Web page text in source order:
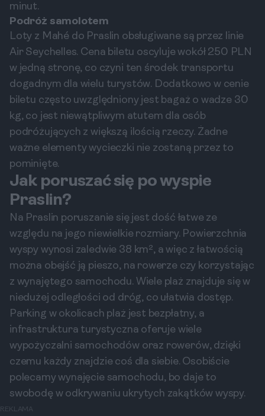
minut.
Podróż samolotem
Loty z Mahé do Praslin obsługiwane są przez linie
Air Seychelles. Cena biletu oscyluje wokół 250 PLN
w jedną stronę, co czyni ten środek transportu
dogadnym dla wielu turystów. Dodatkowo w cenie
biletu często uwzględniony jest bagaż o wadze 30
kg, co jest niewątpliwym atutem dla osób
podróżujących z większą ilością rzeczy. Żadne
ważne elementy wycieczki nie zostaną przez to
pominięte.
Jak poruszać się po wyspie
Praslin?
Na Praslin poruszanie się jest dość łatwe ze
względu na jego niewielkie rozmiary. Powierzchnia
wyspy wynosi zaledwie 38 km², a więc z łatwością
można obejść ją pieszo, na rowerze czy korzystając
z wynajętego samochodu. Wiele plaż znajduje się w
niedużej odległości od dróg, co ułatwia dostęp.
Parking w okolicach plaż jest bezpłatny, a
infrastruktura turystyczna oferuje wiele
wypożyczalni samochodów oraz rowerów, dzięki
czemu każdy znajdzie coś dla siebie. Osobiście
polecamy wynajęcie samochodu, bo daje to
swobodę w odkrywaniu ukrytych zakątków wyspy.
REKLAMA